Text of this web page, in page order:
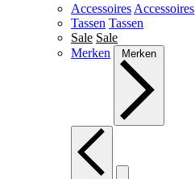
Accessoires Accessoires
Tassen Tassen
Sale Sale
Merken
Merken